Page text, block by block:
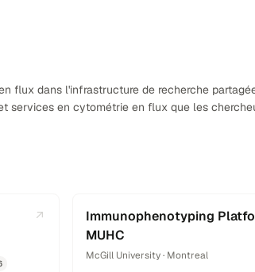
flux dans l'infrastructure de recherche
services en cytométrie en flux que les
Immunophenotyping
MUHC
McGill University · Montreal